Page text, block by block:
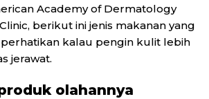
Academy of Dermatology
berikut ini jenis makanan yang
kalau pengin kulit lebih
jerawat.
olahannya